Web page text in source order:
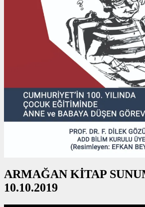
ARMAĞAN KİTAP
10.10.2019